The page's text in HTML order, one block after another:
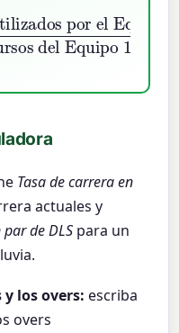
Equipo 1
Tasa de carrera en
actuales y
de DLS para un
los overs: escriba
overs